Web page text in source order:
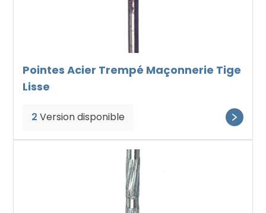
Pointes Acier Trempé Maçonnerie Tige
Lisse
2 Version disponible